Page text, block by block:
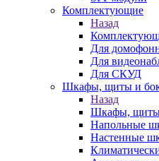
Комплектующие
Назад
Для
Для
Для СКУД
Шкафы, щиты и
Назад
Шкафы, щиты
Напольные
Настенные